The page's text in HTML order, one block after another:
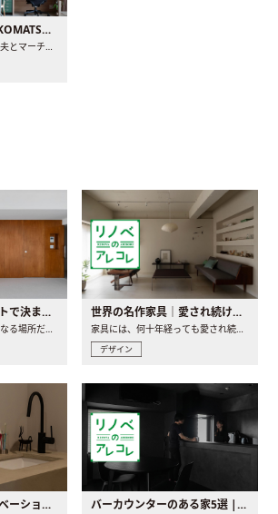
INDEX｜Mr.&Mrs. KOMATSU renovation diary
プロダクトデザイナーの夫とマーチャンダイザーの妻が、夫婦で..
キッチンはレイアウトで決まる。後悔しないための考え方と選び方
キッチンは生活の中心となる場所だからこそ、家の中のどこに置..
世界の名作家具｜愛され続ける理由と一生モノとの出会い方
家具には、何十年経っても愛され続ける「名作」と呼ばれるもの..
デザイン
洗面所・洗面台リノベーションの事例と間取りアイデア バーカウンターのある家5選 | 日常に馴染む“距離の近い”キッチンとは